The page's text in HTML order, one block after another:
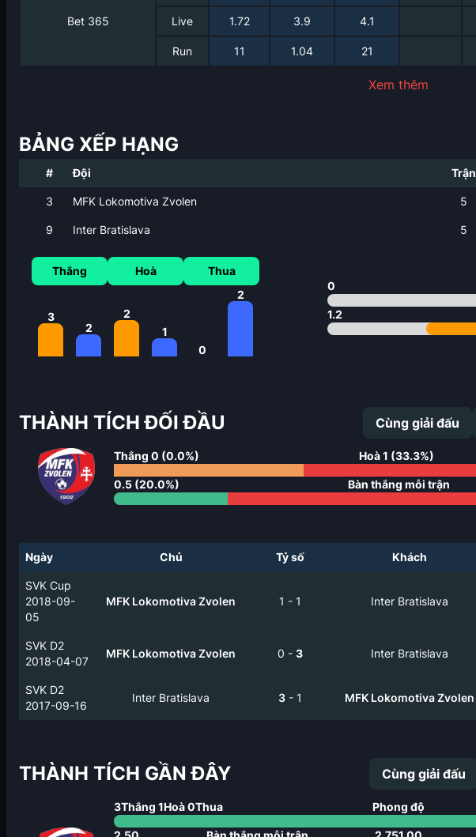
Bet 365 Live 1.72 3.9 4.1
Run 11 1.04 21
Xem thêm
BẢNG XẾP HẠNG
# Đội Trận
3 MFK Lokomotiva Zvolen 5
9 Inter Bratislava 5
Thắng
3
2
Hoà
2
1
Thua
0
2
0
1.2
THÀNH TÍCH ĐỐI ĐẦU Cùng giải đấu
Thắng 0 (0.0%) Hoà1 (33.3%)
0.5 (20.0%) Bàn thắng mỗi trận
Ngày Chủ Tỷ số Khách
SVK Cup
2018-09-
05
MFK Lokomotiva Zvolen 1 - 1 Inter Bratislava
SVK D2
2018-04-07
MFK Lokomotiva Zvolen 0 - 3 Inter Bratislava
SVK D2
2017-09-16
Inter Bratislava 3 - 1 MFK Lokomotiva Zvolen
THÀNH TÍCH GẦN ĐÂY Cùng giải đấu
3Thắng 1Hoà0Thua Phong độ